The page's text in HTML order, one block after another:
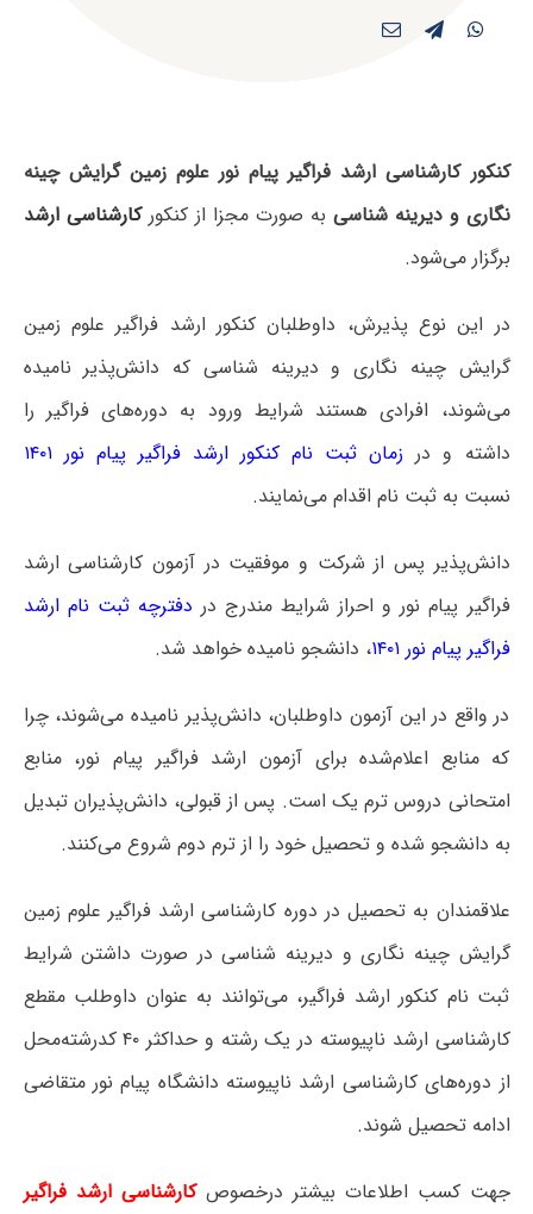
کنکور کارشناسی ارشد فراگیر پیام نور علوم زمین گرایش چینه
نگاری و دیرینه شناسی به صورت مجزا از کنکورکارشناسی ارشد
برگزار می‌شود.
در این نوع پذیرش، داوطلبان کنکور ارشد فراگیر علوم زمین
گرایش چینه نگاری و دیرینه شناسی که دانش‌پذیر نامیده
می‌شوند، افرادی هستند شرایط ورود به دوره‌های فراگیر را
داشته و در زمان ثبت نام کنکور ارشد فراگیر پیام نور ۱۴۰۱
نسبت به ثبت نام اقدام می‌نمایند.
دانش‌پذیر پس از شرکت و موفقیت در آزمون کارشناسی ارشد
فراگیر پیام نور و احراز شرایط مندرج در دفترچه ثبت نام ارشد
فراگیر پیام نور ۱۴۰۱
، دانشجو نامیده خواهد شد.
در واقع در این آزمون داوطلبان، دانش‌پذیر نامیده می‌شوند، چرا
که منابع اعلام‌شده برای آزمون ارشد فراگیر پیام نور، منابع
امتحانی دروس ترم یک است. پس از قبولی، دانش‌پذیران تبدیل
به دانشجو شده و تحصیل خود را از ترم دوم شروع می‌کنند.
علاقمندان به تحصیل در دوره کارشناسی ارشد فراگیر علوم زمین
گرایش چینه نگاری و دیرینه شناسی در صورت داشتن شرایط
ثبت نام کنکور ارشد فراگیر، می‌توانند به عنوان داوطلب مقطع
کارشناسی ارشد ناپیوسته در یک رشته و حداکثر ۴۰ کدرشته‌محل
از دوره‌های کارشناسی ارشد ناپیوسته دانشگاه پیام نور متقاضی
ادامه تحصیل شوند.
جهت کسب اطلاعات بیشتر درخصوص کارشناسی ارشد فراگیر